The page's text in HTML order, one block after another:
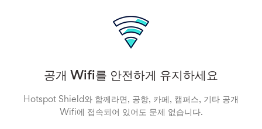
공개 Wifi를 안전하게 유지하세요
Hotspot Shield와 함께라면, 공항, 카페, 캠퍼스, 기타 공개
Wifi에 접속되어 있어도 문제 없습니다.